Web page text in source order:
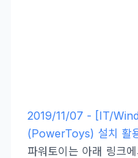
2019/11/07 - [IT/
(PowerToys) 설치 활
파워토이는 아래 링크